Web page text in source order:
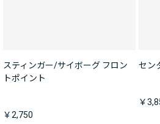
スティンガー/サイボーグ フロン
トポイント
￥2,750
セン
￥